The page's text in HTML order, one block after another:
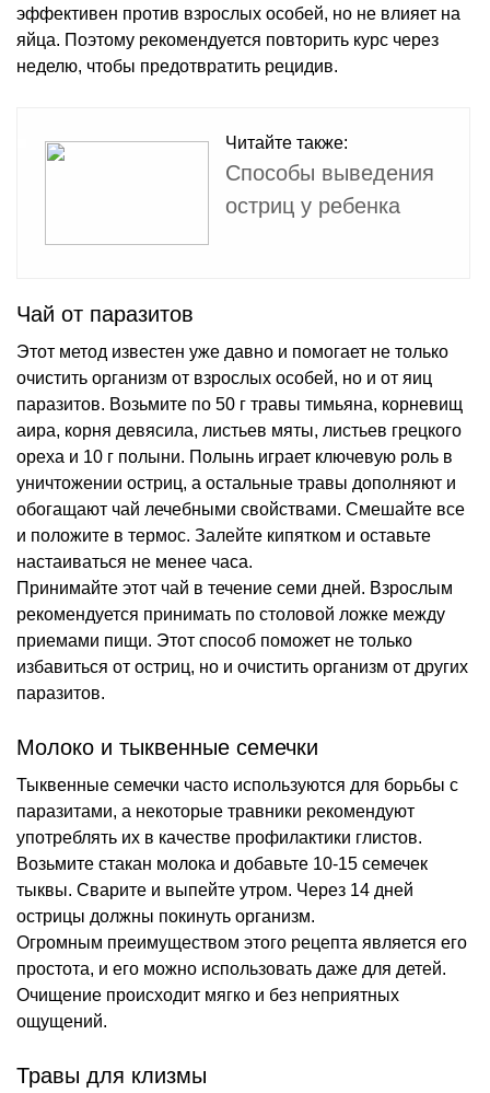
эффективен против взрослых особей, но не влияет на
яйца. Поэтому рекомендуется повторить курс через
неделю, чтобы предотвратить рецидив.
Читайте также:
Способы выведения
остриц у ребенка
Чай от паразитов
Этот метод известен уже давно и помогает не только
очистить организм от взрослых особей, но и от яиц
паразитов. Возьмите по 50 г травы тимьяна, корневищ
аира, корня девясила, листьев мяты, листьев грецкого
ореха и 10 г полыни. Полынь играет ключевую роль в
уничтожении остриц, а остальные травы дополняют и
обогащают чай лечебными свойствами. Смешайте все
и положите в термос. Залейте кипятком и оставьте
настаиваться не менее часа.
Принимайте этот чай в течение семи дней. Взрослым
рекомендуется принимать по столовой ложке между
приемами пищи. Этот способ поможет не только
избавиться от остриц, но и очистить организм от других
паразитов.
Молоко и тыквенные семечки
Тыквенные семечки часто используются для борьбы с
паразитами, а некоторые травники рекомендуют
употреблять их в качестве профилактики глистов.
Возьмите стакан молока и добавьте 10-15 семечек
тыквы. Сварите и выпейте утром. Через 14 дней
острицы должны покинуть организм.
Огромным преимуществом этого рецепта является его
простота, и его можно использовать даже для детей.
Очищение происходит мягко и без неприятных
ощущений.
Травы для клизмы